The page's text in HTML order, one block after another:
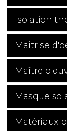
Isolation
Maitrise
Maître
Masque
Matériaux